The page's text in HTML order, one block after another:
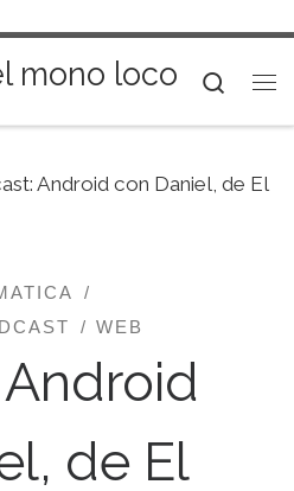
mono loco
Android con Daniel, de El
WEB
de El